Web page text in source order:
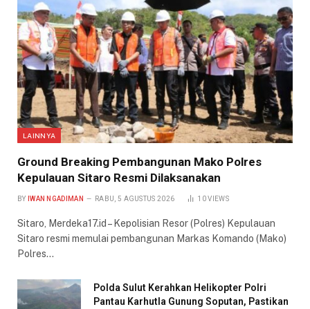
LAINNYA
Ground Breaking Pembangunan Mako Polres
Kepulauan Sitaro Resmi Dilaksanakan
BY IWAN NGADIMAN RABU, 5 AGUSTUS 2026 10VIEWS
Sitaro, Merdeka17.id – Kepolisian Resor (Polres) Kepulauan
Sitaro resmi memulai pembangunan Markas Komando (Mako)
Polres…
Polda Sulut Kerahkan Helikopter Polri
Pantau Karhutla Gunung Soputan, Pastikan